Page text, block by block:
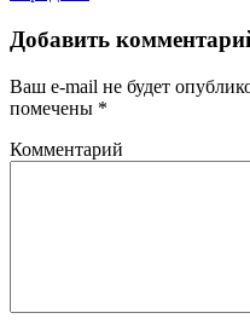
Добавить
Ваш e-mail не будет
помечены *
Комментарий